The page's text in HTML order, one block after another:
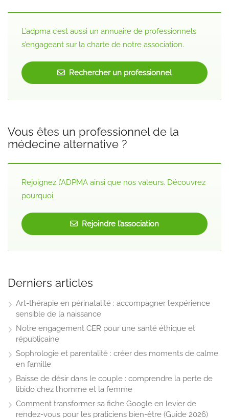
L’adpma c’est aussi un annuaire de professionnels
s’engageant sur la charte de notre association.
Rechercher un professionnel
Vous êtes un professionnel de la
médecine alternative ?
Rejoignez l’ADPMA ainsi que nos valeurs. Découvrez
pourquoi.
Rejoindre l’association
Derniers articles
Art-thérapie en périnatalité : accompagner l’expérience
sensible de la naissance
Notre engagement CER pour une santé éthique et
républicaine
Sophrologie et parentalité : créer des moments de calme
en famille
Baisse de désir dans le couple : comprendre la perte de
libido chez l’homme et la femme
Comment transformer sa fiche Google en levier de
rendez-vous pour les praticiens bien-être (Guide 2026)